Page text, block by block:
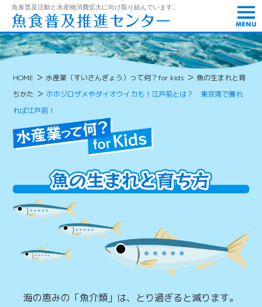
魚食普及活動と水産物消費拡大に向け取り組んでいます。
t
o
g
g
l
e
n
HOME >水産業（すいさんぎょう）って何？for kids >魚の生まれと育
ちかた > ホホジロザメやダイオウイカも！江戸前とは？ 東京湾で獲れ
れば江戸前！
海の恵みの「魚介類」は、とり過ぎると減ります。